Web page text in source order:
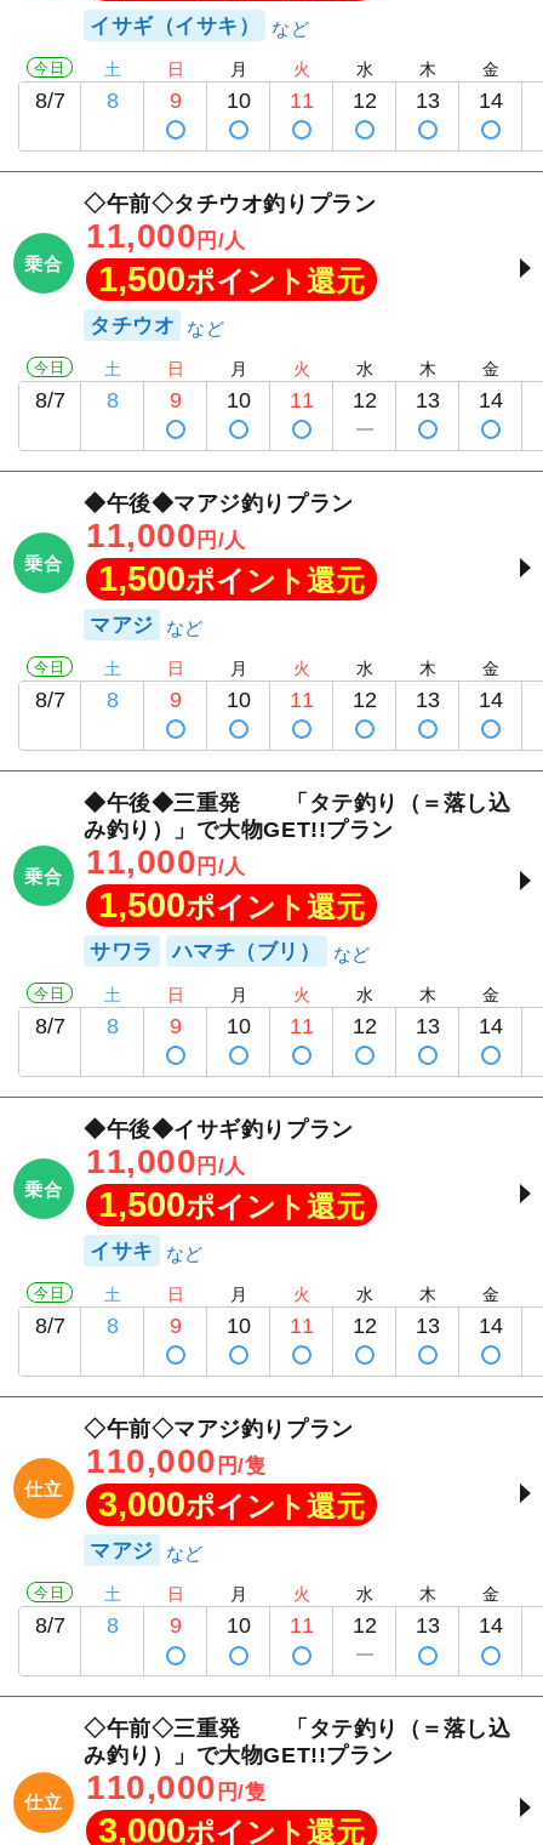
イサギ（イサキ）
今日
8/7
土
8
日
9
月
10
火
11
水
12
木
13
金
14
乗合
◇午前◇タチウオ釣りプラン
11,000 円/人
1,500ポイント還元
タチウオ
今日
8/7
土
8
日
9
月
10
火
11
水
12
木
13
金
14
乗合
◆午後◆マアジ釣りプラン
11,000 円/人
1,500ポイント還元
マアジ
今日
8/7
土
8
日
9
月
10
火
11
水
12
木
13
金
14
乗合
◆午後◆三重発 「タテ釣り（＝落し込
み釣り）」で大物GET!!プラン
11,000 円/人
1,500ポイント還元
サワラ ハマチ（ブリ）
今日
8/7
土
8
日
9
月
10
火
11
水
12
木
13
金
14
乗合
◆午後◆イサギ釣りプラン
11,000 円/人
1,500ポイント還元
イサキ
今日
8/7
土
8
日
9
月
10
火
11
水
12
木
13
金
14
仕立
◇午前◇マアジ釣りプラン
110,000 円/隻
3,000ポイント還元
マアジ
今日
8/7
土
8
日
9
月
10
火
11
水
12
木
13
金
14
仕立
◇午前◇三重発 「タテ釣り（＝落し込
み釣り）」で大物GET!!プラン
110,000 円/隻
3,000ポイント還元